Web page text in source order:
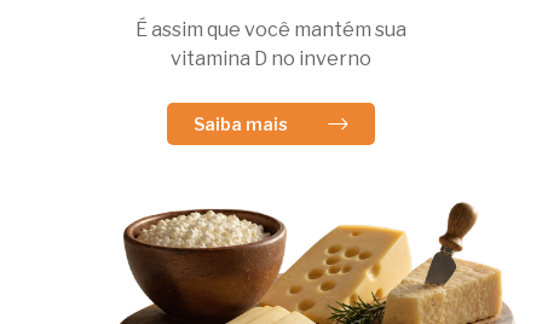
É assim que você mantém sua
vitamina D no inverno
Saiba mais